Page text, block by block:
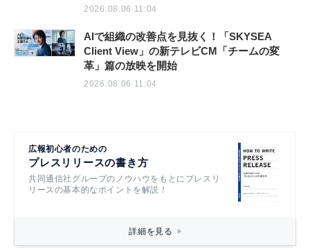
2026.08.06 11:04
AIで組織の改善点を見抜く！「SKYSEA
Client View」の新テレビCM「チームの変
革」篇の放映を開始
2026.08.06 11:04
広報初心者のための
プレスリリースの書き方
共同通信社グループのノウハウをもとにプレスリ
リースの基本的なポイントを解説！
詳細を見る